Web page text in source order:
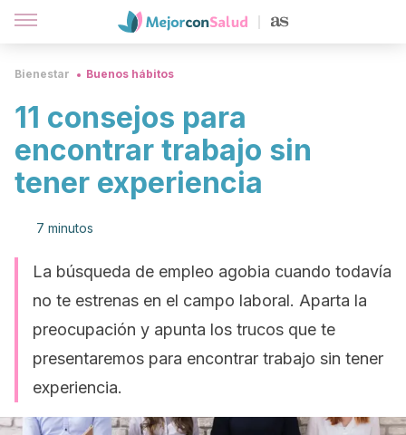
Bienestar Buenos hábitos
11 consejos para
encontrar trabajo sin
tener experiencia
7 minutos
La búsqueda de empleo agobia cuando todavía
no te estrenas en el campo laboral. Aparta la
preocupación y apunta los trucos que te
presentaremos para encontrar trabajo sin tener
experiencia.